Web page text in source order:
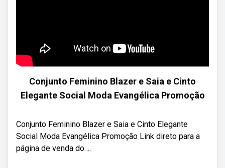
Conjunto Feminino Blazer e Saia e Cinto
Elegante Social Moda Evangélica Promoção
Conjunto Feminino Blazer e Saia e Cinto Elegante
Social Moda Evangélica Promoção Link direto para a
página de venda do ...